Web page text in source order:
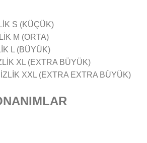
S (KÜÇÜK)
M (ORTA)
L (BÜYÜK)
XL (EXTRA BÜYÜK)
XXL (EXTRA EXTRA BÜYÜK)